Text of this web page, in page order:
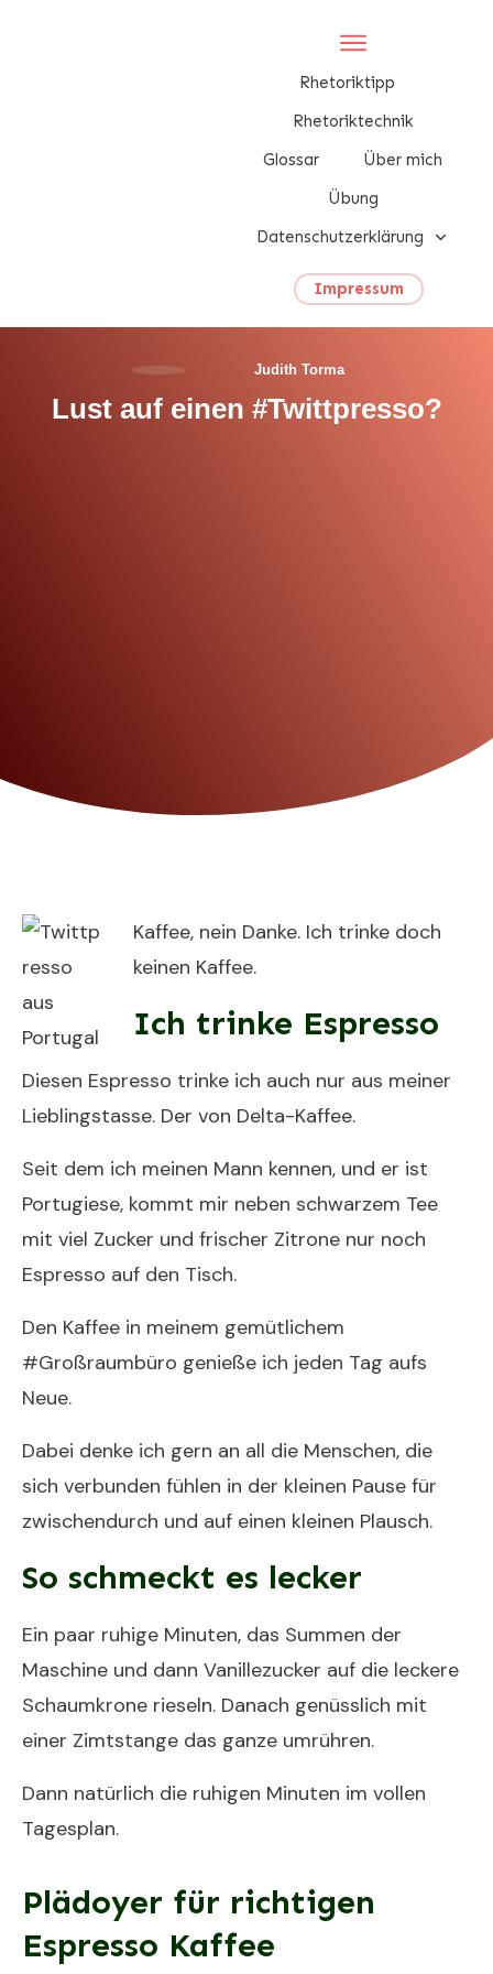
Rhetoriktipp
Rhetoriktechnik
Glossar
Über mich
Übung
Datenschutzerklärung
Impressum
Judith Torma
Lust auf einen #Twittpresso?
Kaffee, nein Danke. Ich trinke doch
keinen Kaffee.
Ich trinke Espresso
Diesen Espresso trinke ich auch nur aus meiner
Lieblingstasse. Der von Delta-Kaffee.
Seit dem ich meinen Mann kennen, und er ist
Portugiese, kommt mir neben schwarzem Tee
mit viel Zucker und frischer Zitrone nur noch
Espresso auf den Tisch.
Den Kaffee in meinem gemütlichem
#Großraumbüro genieße ich jeden Tag aufs
Neue.
Dabei denke ich gern an all die Menschen, die
sich verbunden fühlen in der kleinen Pause für
zwischendurch und auf einen kleinen Plausch.
So schmeckt es lecker
Ein paar ruhige Minuten, das Summen der
Maschine und dann Vanillezucker auf die leckere
Schaumkrone rieseln. Danach genüsslich mit
einer Zimtstange das ganze umrühren.
Dann natürlich die ruhigen Minuten im vollen
Tagesplan.
Plädoyer für richtigen
Espresso Kaffee